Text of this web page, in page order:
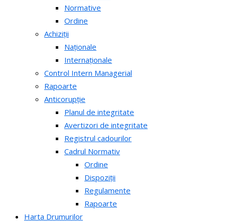
Normative
Ordine
Achiziții
Naționale
Internaționale
Control Intern Managerial
Rapoarte
Anticorupție
Planul de integritate
Avertizori de integritate
Registrul cadourilor
Cadrul Normativ
Ordine
Dispoziții
Regulamente
Rapoarte
Harta Drumurilor